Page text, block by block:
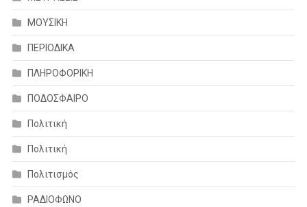
ΜΟΥΣΙΚΗ
ΠΕΡΙΟΔΙΚΑ
ΠΛΗΡΟΦΟΡΙΚΗ
ΠΟΔΟΣΦΑΙΡΟ
Πολιτική
Πολιτική
Πολιτισμός
ΡΑΔΙΟΦΩΝΟ